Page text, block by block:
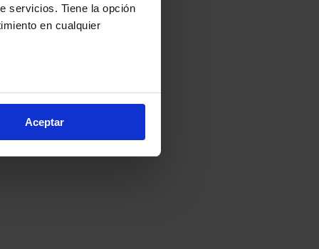
servicios. Tiene la opción
en cualquier
metros
(huellas digitales)
en la
cookies.
que nos permiten tanto
Aceptar